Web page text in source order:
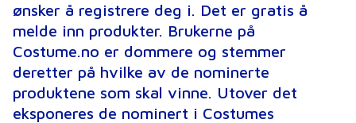
ønsker å registrere deg i. Det er gratis å
melde inn produkter. Brukerne på
Costume.no er dommere og stemmer
deretter på hvilke av de nominerte
produktene som skal vinne. Utover det
eksponeres de nominert i Costumes